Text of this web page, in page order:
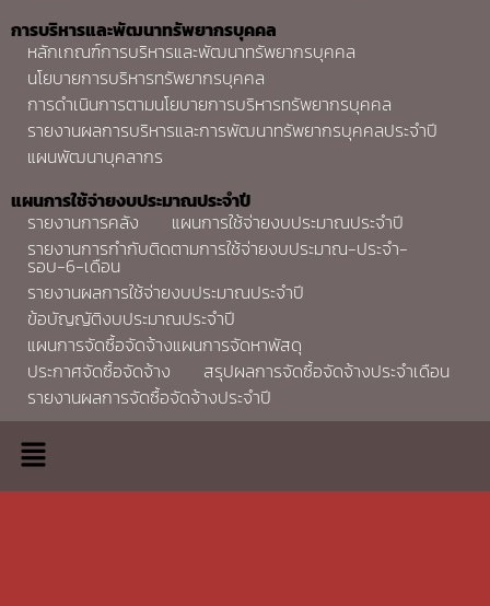
การบริหารและพัฒนาทรัพยากรบุคคล
หลักเกณฑ์การบริหารและพัฒนาทรัพยากรบุคคล
นโยบายการบริหารทรัพยากรบุคคล
การดำเนินการตามนโยบายการบริหารทรัพยากรบุคคล
รายงานผลการบริหารและการพัฒนาทรัพยากรบุคคลประจำปี
แผนพัฒนาบุคลากร
แผนการใช้จ่ายงบประมาณประจำปี
รายงานการคลัง
แผนการใช้จ่ายงบประมาณประจำปี
รายงานการกำกับติดตามการใช้จ่ายงบประมาณ-ประจำ-
รอบ-6-เดือน
รายงานผลการใช้จ่ายงบประมาณประจำปี
ข้อบัญญัติงบประมาณประจำปี
แผนการจัดซื้อจัดจ้างแผนการจัดหาพัสดุ
ประกาศจัดซื้อจัดจ้าง
สรุปผลการจัดซื้อจัดจ้างประจำเดือน
รายงานผลการจัดซื้อจัดจ้างประจำปี